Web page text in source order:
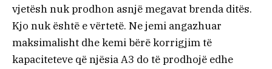
vjetësh nuk prodhon asnjë megavat brenda ditës.
Kjo nuk është e vërtetë. Ne jemi angazhuar
maksimalisht dhe kemi bërë korrigjim të
kapaciteteve që njësia A3 do të prodhojë edhe